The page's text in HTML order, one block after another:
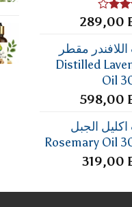
من
289,00
مقطر
Distilled
Oil
598,00
الجبل
Rosemary Oil
319,00